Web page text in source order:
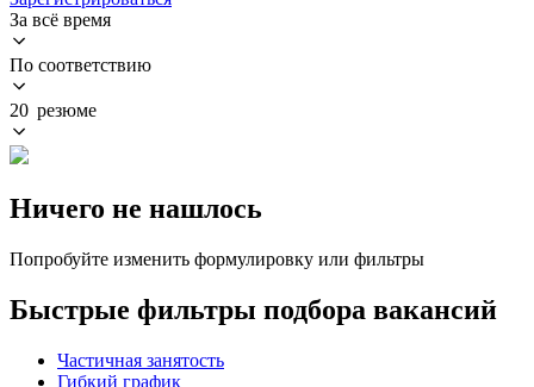
За всё время
По соответствию
20 резюме
Ничего не нашлось
Попробуйте изменить формулировку или фильтры
Быстрые фильтры подбора вакансий
Частичная занятость
Гибкий график